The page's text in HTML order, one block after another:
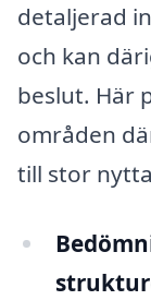
detaljerad
och kan
beslut. Här
områden
till stor